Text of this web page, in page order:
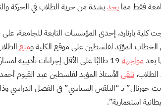
فقط مما يحدبشدة من حرية الطلاب في الحركة
كلية بارنارد، إحدى المؤسسات التابعة للجامعة،
المؤيّد لفلسطين على موقع الكلية ومنع
بعدمواجهة
19 طالبًا على الأقل إجراءات تأديبية
تلقى الأستاذ المؤيد لفلسطين عبد القيوم
جورنال” بـ “التلقين السياسي” في الفصل الدراسي
استعمارية”.